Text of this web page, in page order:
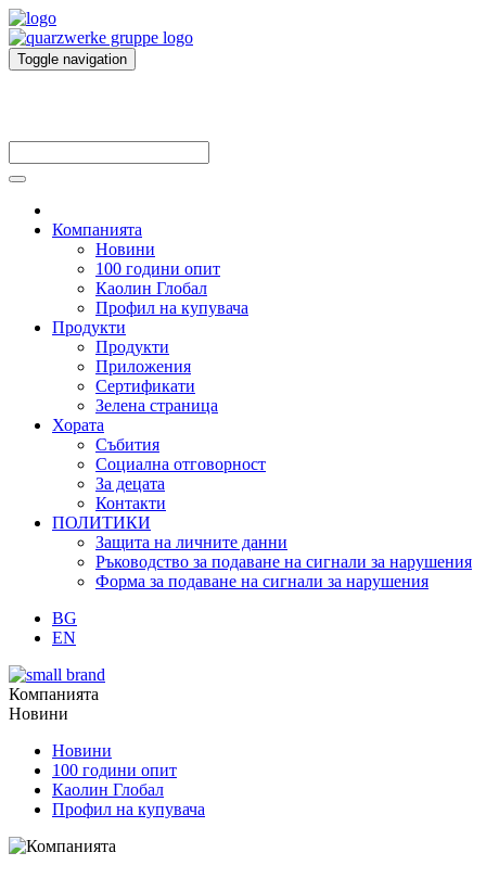
Toggle navigation
Компанията
Новини
100 години опит
Каолин Глобал
Профил на купувача
Продукти
Продукти
Приложения
Сертификати
Зелена страница
Хората
Събития
Социална отговорност
За децата
Контакти
ПОЛИТИКИ
Защита на личните данни
Ръководство за подаване на сигнали за нарушения
Форма за подаване на сигнали за нарушения
BG
EN
Компанията
Новини
Новини
100 години опит
Каолин Глобал
Профил на купувача